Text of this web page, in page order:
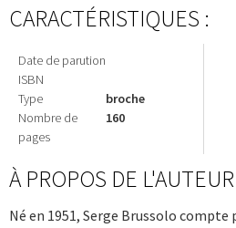
CARACTÉRISTIQUES :
Date de parution
ISBN
Type
Nombre de
pages
broche
160
À PROPOS DE
Né en 1951, Serge Brussolo compte